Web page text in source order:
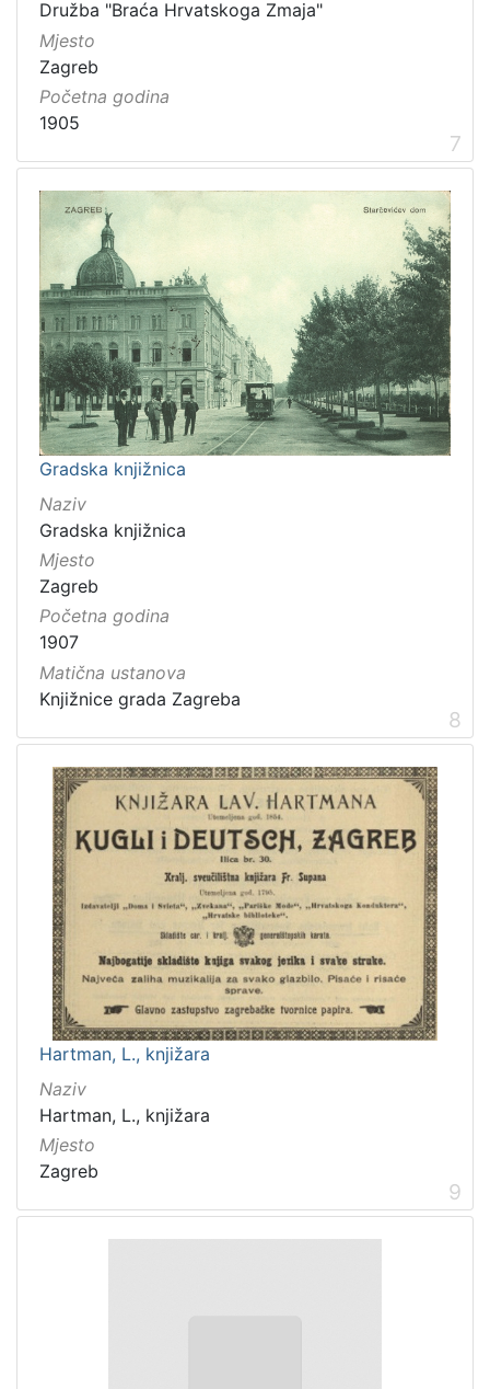
Družba "Braća Hrvatskoga Zmaja"
Mjesto
Zagreb
Početna godina
1905
7
Gradska knjižnica
Naziv
Gradska knjižnica
Mjesto
Zagreb
Početna godina
1907
Matična ustanova
Knjižnice grada Zagreba
8
Hartman, L., knjižara
Naziv
Hartman, L., knjižara
Mjesto
Zagreb
9